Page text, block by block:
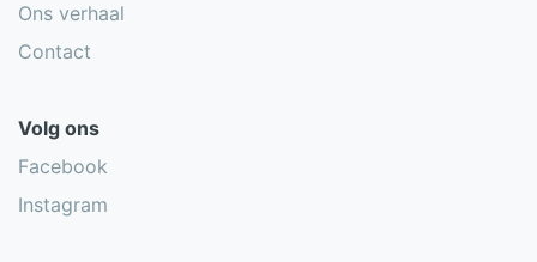
Ons verhaal
Contact
Volg ons
Facebook
Instagram